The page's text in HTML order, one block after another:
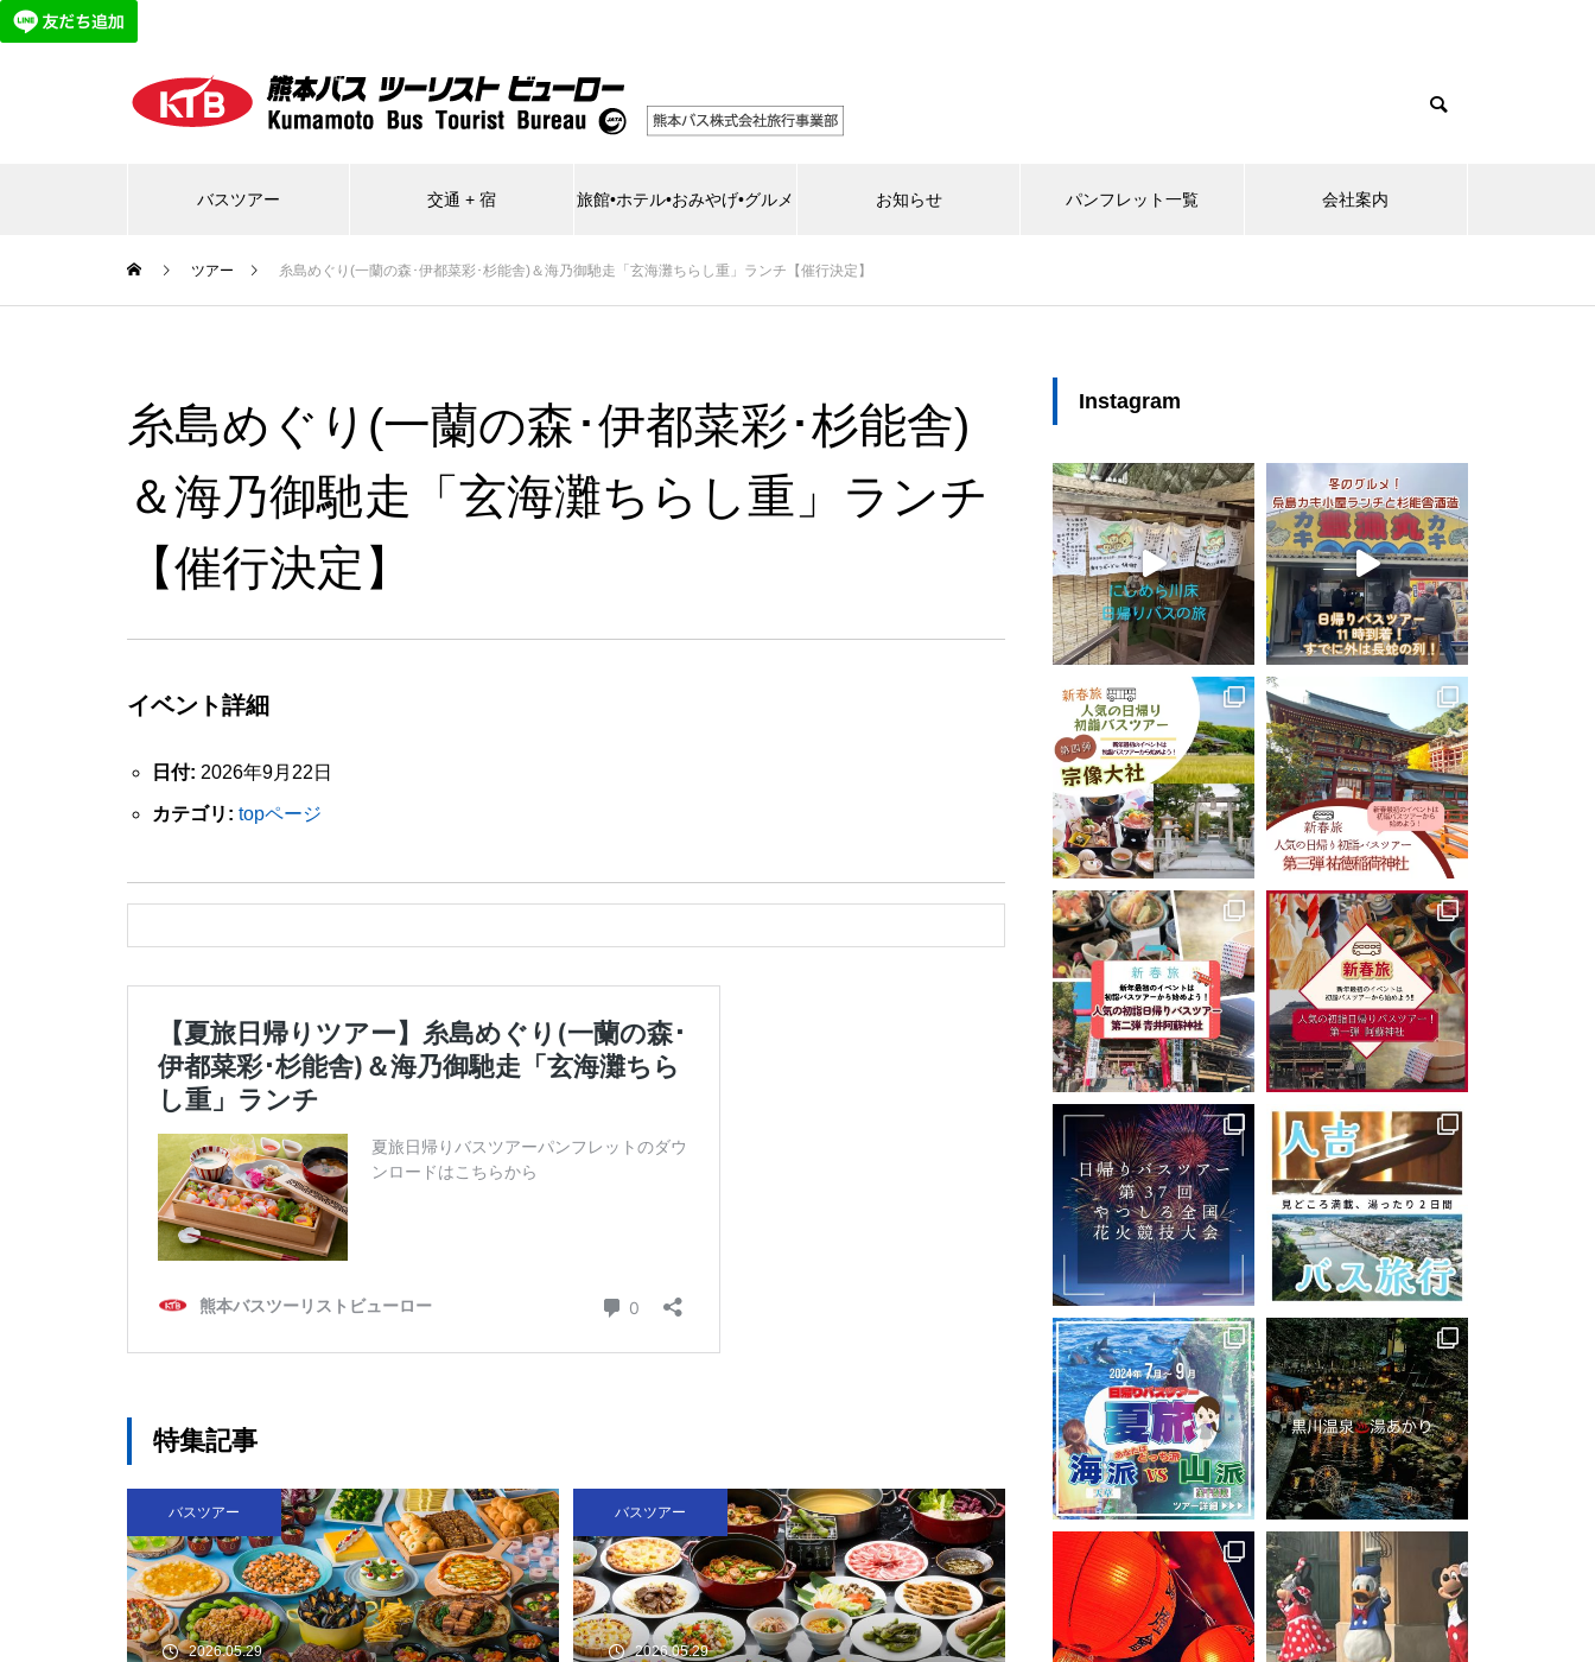
バスツアー 交通 + 宿 旅館•ホテル•おみやげ•グルメ お知らせ パンフレット一覧 会社案内
ツアー 糸島めぐり(一蘭の森･伊都菜彩･杉能舎)＆海乃御馳走「玄海灘ちらし重」ランチ【催行決定】
糸島めぐり(一蘭の森･伊都菜彩･杉能舎)
＆海乃御馳走「玄海灘ちらし重」ランチ
【催行決定】
イベント詳細
日付: 2026年9月22日
カテゴリ: topページ
特集記事
バスツアー
2026.05.29
バスツアー
2026.05.29
Instagram